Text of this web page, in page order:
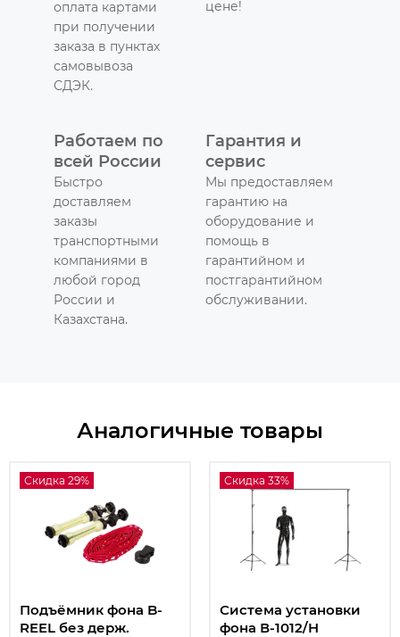
оплата картами
при получении
заказа в пунктах
самовывоза
СДЭК.
цене!
Работаем по
всей России
Быстро
доставляем
заказы
транспортными
компаниями в
любой город
России и
Казахстана.
Гарантия и
сервис
Мы предоставляем
гарантию на
оборудование и
помощь в
гарантийном и
постгарантийном
обслуживании.
Аналогичные товары
Скидка 29%
Подъёмник фона B-
REEL без держ.
Скидка 33%
Система установки
фона В-1012/H